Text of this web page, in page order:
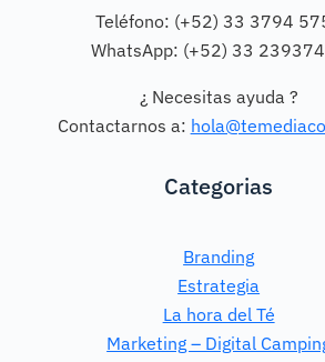
Teléfono: (+52) 33 3794
WhatsApp: (+52) 33
¿ Necesitas ayuda ?
Contactarnos a:
Categorias
Branding
Estrategia
La hora del Té
Marketing – Digital